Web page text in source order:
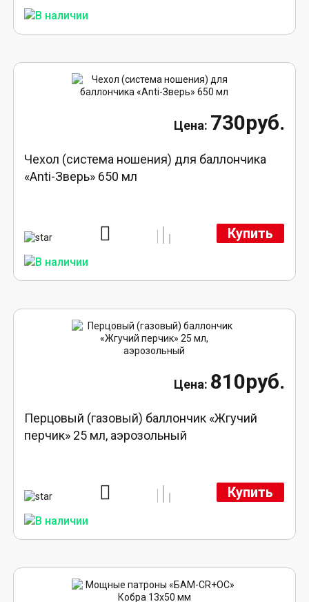
730руб.
Чехол (система ношения) для баллончика
«Anti-Зверь» 650 мл
Купить
810руб.
Перцовый (газовый) баллончик «Жгучий
перчик» 25 мл, аэрозольный
Купить